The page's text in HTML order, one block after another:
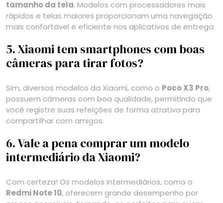
tamanho da tela. Modelos com processadores mais
rápidos e telas maiores proporcionam uma navegação
mais confortável e eficiente nos aplicativos de entrega.
5. Xiaomi tem smartphones com boas
câmeras para tirar fotos?
Sim, diversos modelos da Xiaomi, como o Poco X3 Pro,
possuem câmeras com boa qualidade, permitindo que
você registre suas refeições de forma atrativa para
compartilhar com amigos.
6. Vale a pena comprar um modelo
intermediário da Xiaomi?
Com certeza! Os modelos intermediários, como o
Redmi Note 10, oferecem grande desempenho por